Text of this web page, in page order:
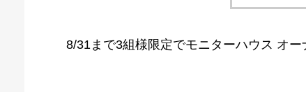
8/31まで3組様限定でモニターハウス オー